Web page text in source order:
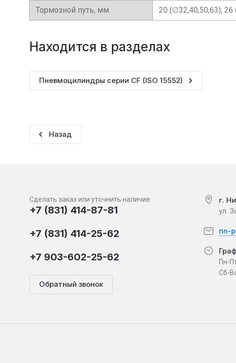
Тормозной путь, мм 20 (∅32,40,50,63);
Находится в разделах
Пневмоцилиндры серии CF (ISO 15552)
Назад
Сделать заказ или уточнить наличие
+7 (831) 414-87-81
+7 (831) 414-25-62
+7 903-602-25-62
Обратный звонок
г.
ул.
nn-
Пн-
Сб-